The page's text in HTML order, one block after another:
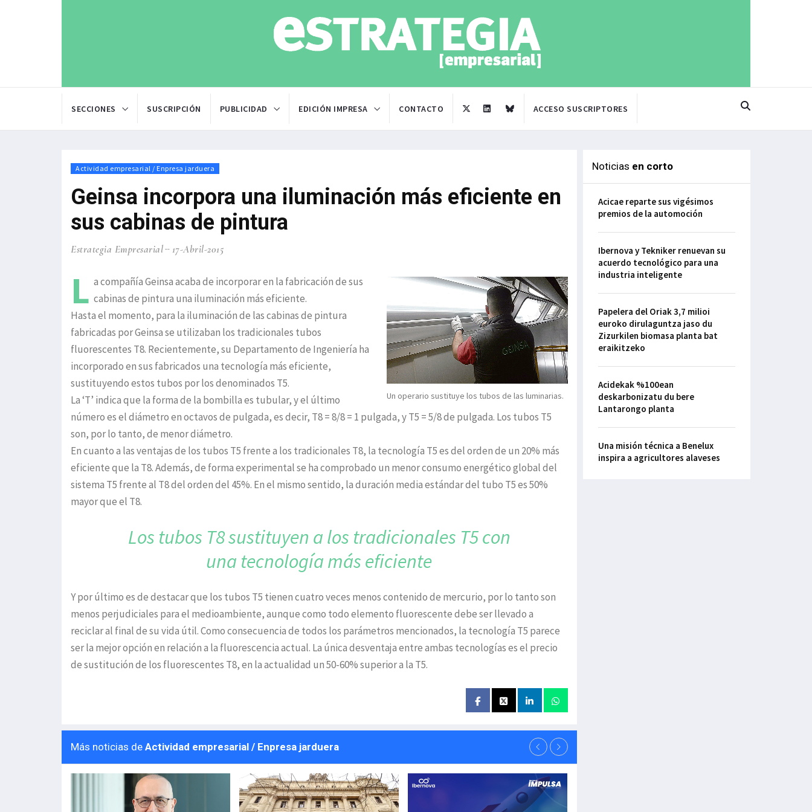
SECCIONES SUSCRIPCIÓN PUBLICIDAD EDICIÓN IMPRESA CONTACTO ACCESO SUSCRIPTORES
Actividad empresarial / Enpresa jarduera
Geinsa incorpora una iluminación más eficiente en
sus cabinas de pintura
Estrategia Empresarial 17-Abril-2015
Un operario sustituye los tubos de las luminarias.
L a compañía Geinsa acaba de incorporar en la fabricación de sus
cabinas de pintura una iluminación más eficiente.
Hasta el momento, para la iluminación de las cabinas de pintura
fabricadas por Geinsa se utilizaban los tradicionales tubos
fluorescentes T8. Recientemente, su Departamento de Ingeniería ha
incorporado en sus fabricados una tecnología más eficiente,
sustituyendo estos tubos por los denominados T5.
La ‘T’ indica que la forma de la bombilla es tubular, y el último
número es el diámetro en octavos de pulgada, es decir, T8 = 8/8 = 1 pulgada, y T5 = 5/8 de pulgada. Los tubos T5
son, por lo tanto, de menor diámetro.
En cuanto a las ventajas de los tubos T5 frente a los tradicionales T8, la tecnología T5 es del orden de un 20% más
eficiente que la T8. Además, de forma experimental se ha comprobado un menor consumo energético global del
sistema T5 frente al T8 del orden del 45%. En el mismo sentido, la duración media estándar del tubo T5 es 50%
mayor que el T8.
Los tubos T8 sustituyen a los tradicionales T5 con
una tecnología más eficiente
Y por último es de destacar que los tubos T5 tienen cuatro veces menos contenido de mercurio, por lo tanto son
menos perjudiciales para el medioambiente, aunque como todo elemento fluorescente debe ser llevado a
reciclar al final de su vida útil. Como consecuencia de todos los parámetros mencionados, la tecnología T5 parece
ser la mejor opción en relación a la fluorescencia actual. La única desventaja entre ambas tecnologías es el precio
de sustitución de los fluorescentes T8, en la actualidad un 50-60% superior a la T5.
Más noticias de Actividad empresarial / Enpresa jarduera
Noticias en corto
Acicae reparte sus vigésimos
premios de la automoción
Ibernova y Tekniker renuevan su
acuerdo tecnológico para una
industria inteligente
Papelera del Oriak 3,7 milioi
euroko dirulaguntza jaso du
Zizurkilen biomasa planta bat
eraikitzeko
Acidekak %100ean
deskarbonizatu du bere
Lantarongo planta
Una misión técnica a Benelux
inspira a agricultores alaveses